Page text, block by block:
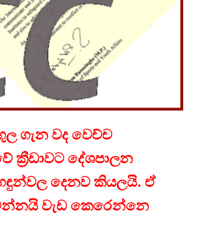
ගැන වද වෙච්ච
ක්‍රීඩාවට දේශපාලන
දෙනව කියලයි. ඒ
වැඩ කෙරෙන්නෙ